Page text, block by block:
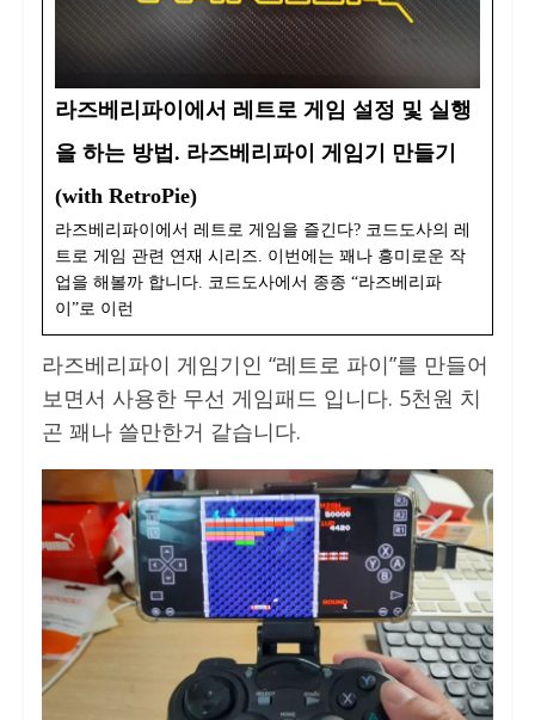
라즈베리파이에서 레트로 게임 설정 및 실행
을 하는 방법. 라즈베리파이 게임기 만들기
(with RetroPie)
라즈베리파이에서 레트로 게임을 즐긴다? 코드도사의 레
트로 게임 관련 연재 시리즈. 이번에는 꽤나 흥미로운 작
업을 해볼까 합니다. 코드도사에서 종종 “라즈베리파
이”로 이런
라즈베리파이 게임기인 “레트로 파이”를 만들어
보면서 사용한 무선 게임패드 입니다. 5천원 치
곤 꽤나 쓸만한거 같습니다.